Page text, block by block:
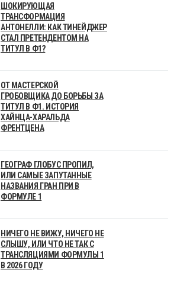
ШОКИРУЮЩАЯ
ТРАНСФОРМАЦИЯ
АНТОНЕЛЛИ: КАК ТИНЕЙДЖЕР
СТАЛ ПРЕТЕНДЕНТОМ НА
ТИТУЛ В Ф1?
ОТ МАСТЕРСКОЙ
ГРОБОВЩИКА ДО БОРЬБЫ ЗА
ТИТУЛ В Ф1. ИСТОРИЯ
ХАЙНЦА-ХАРАЛЬДА
ФРЕНТЦЕНА
ГЕОГРАФ ГЛОБУС ПРОПИЛ,
ИЛИ САМЫЕ ЗАПУТАННЫЕ
НАЗВАНИЯ ГРАН ПРИ В
ФОРМУЛЕ 1
НИЧЕГО НЕ ВИЖУ, НИЧЕГО НЕ
СЛЫШУ, ИЛИ ЧТО НЕ ТАК С
ТРАНСЛЯЦИЯМИ ФОРМУЛЫ 1
В 2026 ГОДУ